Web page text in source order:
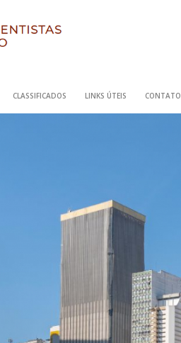
CLASSIFICADOS LINKS ÚTEIS CONTATO